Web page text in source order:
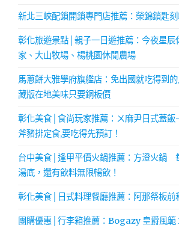
新北三峽配鎖開鎖專門店推薦：榮錦鎖匙
彰化旅遊景點│親子一日遊推薦：今夜星辰
家、大山牧場、楊桃園休閒農場
馬蔥餅大雅學府旗艦店：免出國就吃得到
藏版在地美味只要銅板價
彰化美食│食尚玩家推薦：ㄨ麻尹日式蓋
斧豬排定食,要吃得先預訂！
台中美食│逢甲平價火鍋推薦：方澄火鍋
湯底，還有飲料無限暢飲！
彰化美食│日式料理餐廳推薦：阿那祭板前
團購優惠│行李箱推薦：Bogazy 皇爵風範